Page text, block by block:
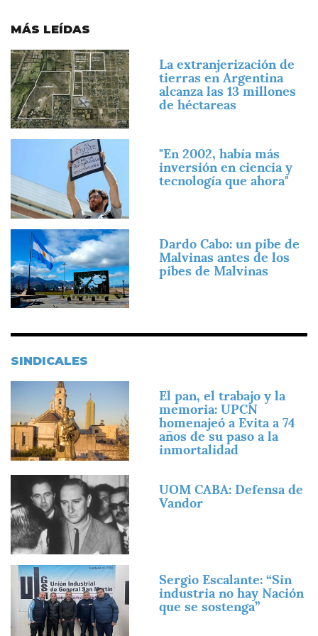
MÁS LEÍDAS
Imagen
La extranjerización de
tierras en Argentina
alcanza las 13 millones
de héctareas
"En 2002, había más
inversión en ciencia y
tecnología que ahora"
Imagen
Dardo Cabo: un pibe de
Malvinas antes de los
pibes de Malvinas
SINDICALES
El pan, el trabajo y la
memoria: UPCN
homenajeó a Evita a 74
años de su paso a la
inmortalidad
Imagen
UOM CABA: Defensa de
Vandor
Imagen
Sergio Escalante: “Sin
industria no hay Nación
que se sostenga”